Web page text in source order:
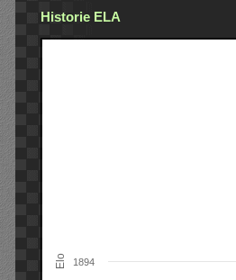
Historie ELA
Elo 1894